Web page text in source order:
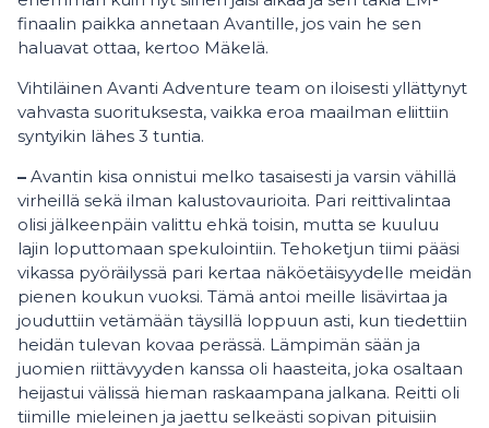
finaalin paikka annetaan Avantille, jos vain he sen
haluavat ottaa, kertoo Mäkelä.
Vihtiläinen Avanti Adventure team on iloisesti yllättynyt
vahvasta suorituksesta, vaikka eroa maailman eliittiin
syntyikin lähes 3 tuntia.
– Avantin kisa onnistui melko tasaisesti ja varsin vähillä
virheillä sekä ilman kalustovaurioita. Pari reittivalintaa
olisi jälkeenpäin valittu ehkä toisin, mutta se kuuluu
lajin loputtomaan spekulointiin. Tehoketjun tiimi pääsi
vikassa pyöräilyssä pari kertaa näköetäisyydelle meidän
pienen koukun vuoksi. Tämä antoi meille lisävirtaa ja
jouduttiin vetämään täysillä loppuun asti, kun tiedettiin
heidän tulevan kovaa perässä. Lämpimän sään ja
juomien riittävyyden kanssa oli haasteita, joka osaltaan
heijastui välissä hieman raskaampana jalkana. Reitti oli
tiimille mieleinen ja jaettu selkeästi sopivan pituisiin